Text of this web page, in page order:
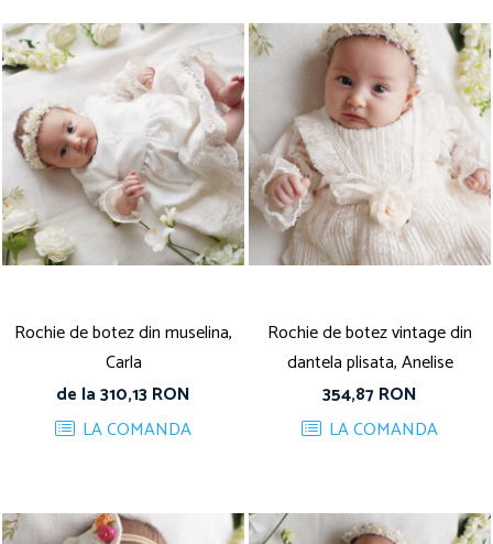
Rochie de botez din muselina,
Carla
de la 310,13 RON
LA COMANDA
Rochie de botez vintage din
dantela plisata, Anelise
354,87 RON
LA COMANDA